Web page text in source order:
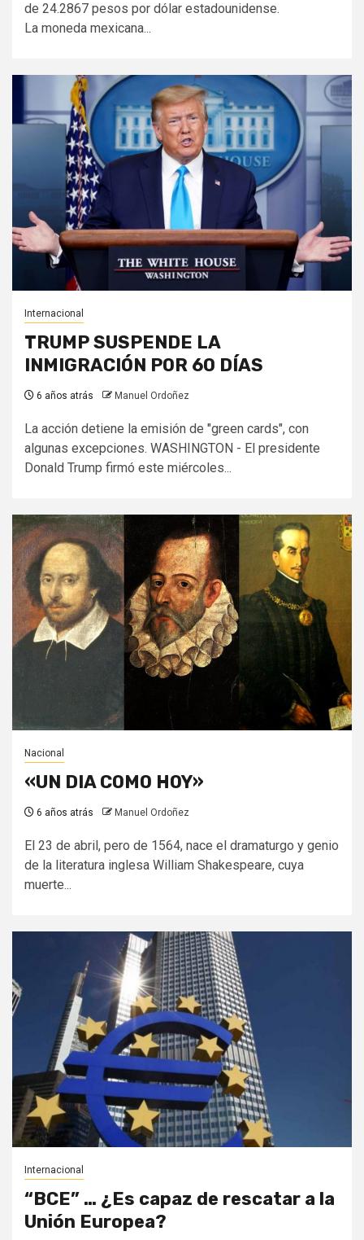
de 24.2867 pesos por dólar estadounidense.
La moneda mexicana...
Internacional
TRUMP SUSPENDE LA
INMIGRACIÓN POR 60 DÍAS
6 años atrás Manuel Ordoñez
La acción detiene la emisión de "green cards", con
algunas excepciones. WASHINGTON - El presidente
Donald Trump firmó este miércoles...
Nacional
«UN DIA COMO HOY»
6 años atrás Manuel Ordoñez
El 23 de abril, pero de 1564, nace el dramaturgo y genio
de la literatura inglesa William Shakespeare, cuya
muerte...
Internacional
“BCE” … ¿Es capaz de rescatar a la
Unión Europea?